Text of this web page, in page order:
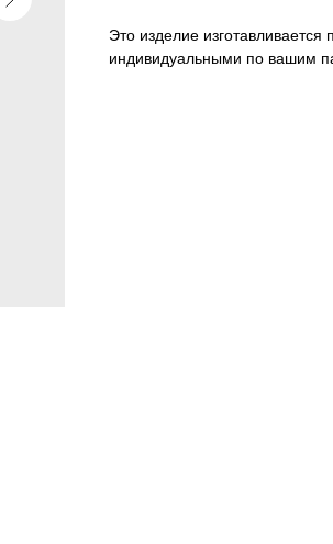
Это изделие
индивидуальными по вашим